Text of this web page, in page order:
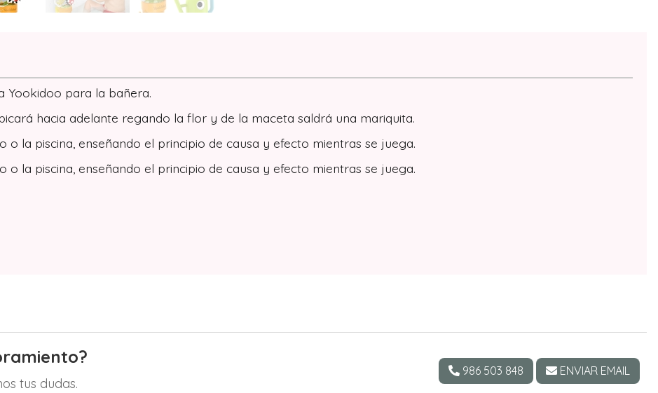
Yookidoo para la bañera.
hacia adelante regando la flor y de la maceta saldrá una mariquita.
la piscina, enseñando el principio de causa y efecto mientras se juega.
la piscina, enseñando el principio de causa y efecto mientras se juega.
tus dudas.
986 503 848 ENVIAR EMAIL